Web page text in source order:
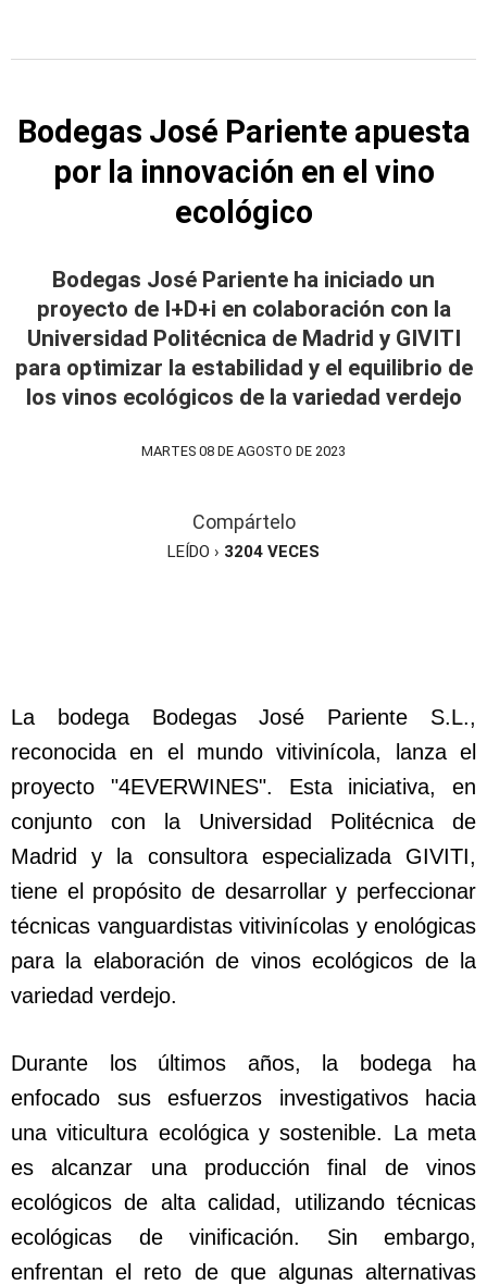
Bodegas José Pariente apuesta
por la innovación en el vino
ecológico
Bodegas José Pariente ha iniciado un
proyecto de I+D+i en colaboración con la
Universidad Politécnica de Madrid y GIVITI
para optimizar la estabilidad y el equilibrio de
los vinos ecológicos de la variedad verdejo
MARTES 08 DE AGOSTO DE 2023
Compártelo
LEÍDO › 3204 VECES
La bodega Bodegas José Pariente S.L.,
reconocida en el mundo vitivinícola, lanza el
proyecto "4EVERWINES". Esta iniciativa, en
conjunto con la Universidad Politécnica de
Madrid y la consultora especializada GIVITI,
tiene el propósito de desarrollar y perfeccionar
técnicas vanguardistas vitivinícolas y enológicas
para la elaboración de vinos ecológicos de la
variedad verdejo.
Durante los últimos años, la bodega ha
enfocado sus esfuerzos investigativos hacia
una viticultura ecológica y sostenible. La meta
es alcanzar una producción final de vinos
ecológicos de alta calidad, utilizando técnicas
ecológicas de vinificación. Sin embargo,
enfrentan el reto de que algunas alternativas